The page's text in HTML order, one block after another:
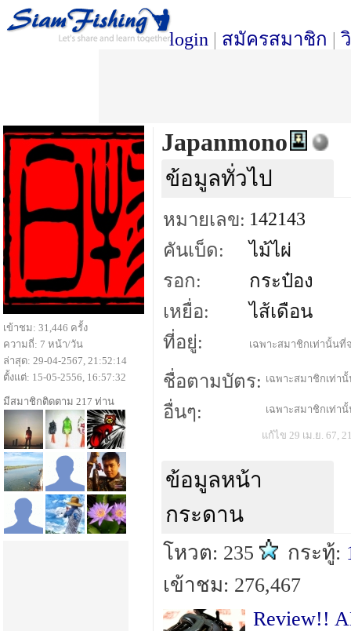
login | สมัครสมาชิก |
Japanmono
ข้อมูลทั่วไป
หมายเลข: 142143
คันเบ็ด:
ไม้ไผ่
รอก:
กระป๋อง
เหยื่อ:
ไส้เดือน
ที่อยู่:
เฉพาะสมาชิกเท่านั้นที่
ชื่อตามบัตร: เฉพาะสมาชิกเท่า
อื่นๆ: เฉพาะสมาชิกเท่า
แก้ไข 29 เม.ย. 67,
ข้อมูลหน้า
กระดาน
โหวต: 235 กระทู้:
เข้าชม: 276,467
Review!!
เข้าชม: 31,446 ครั้ง
ความถี่: 7 หน้า/วัน
ล่าสุด: 29-04-2567, 21:52:14
ตั้งแต่: 15-05-2556, 16:57:32
มีสมาชิกติดตาม 217 ท่าน